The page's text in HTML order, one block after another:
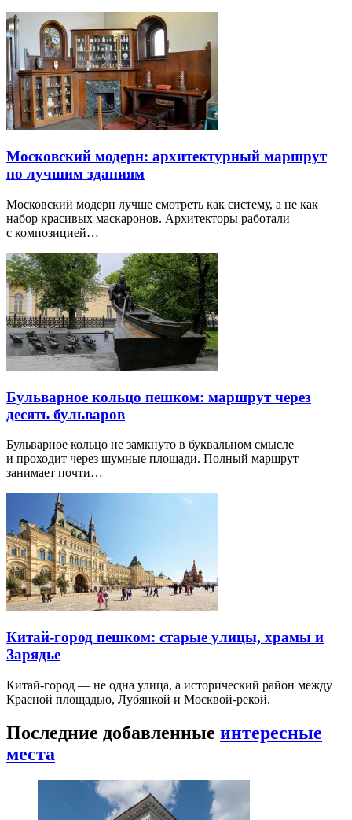
Московский модерн: архитектурный маршрут
по лучшим зданиям
Московский модерн лучше смотреть как систему, а не как
набор красивых маскаронов. Архитекторы работали
с композицией…
Бульварное кольцо пешком: маршрут через
десять бульваров
Бульварное кольцо не замкнуто в буквальном смысле
и проходит через шумные площади. Полный маршрут
занимает почти…
Китай-город пешком: старые улицы, храмы и
Зарядье
Китай-город — не одна улица, а исторический район между
Красной площадью, Лубянкой и Москвой-рекой.
Последние добавленные интересные
места